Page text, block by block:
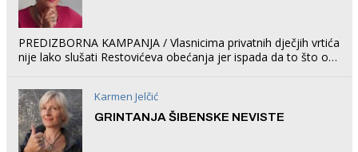
PREDIZBORNA KAMPANJA / Vlasnicima privatnih dječjih vrtića
nije lako slušati Restovićeva obećanja jer ispada da to što oni
Karmen Jelčić
GRINTANJA ŠIBENSKE NEVISTE